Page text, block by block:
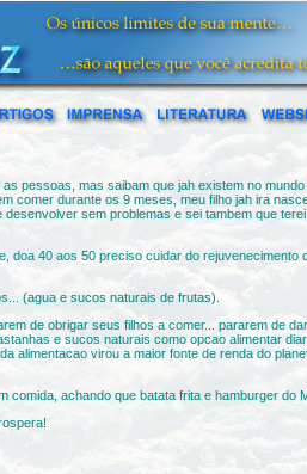
pessoas, mas saibam que jah existem no
durante os 9 meses, meu filho jah ira
sem problemas e sei tambem que
40 aos 50 preciso cuidar do
(agua e sucos naturais de frutas).
de obrigar seus filhos a comer... pararem de
e sucos naturais como opcao alimentar
virou a maior fonte de renda do
achando que batata frita e hamburger do